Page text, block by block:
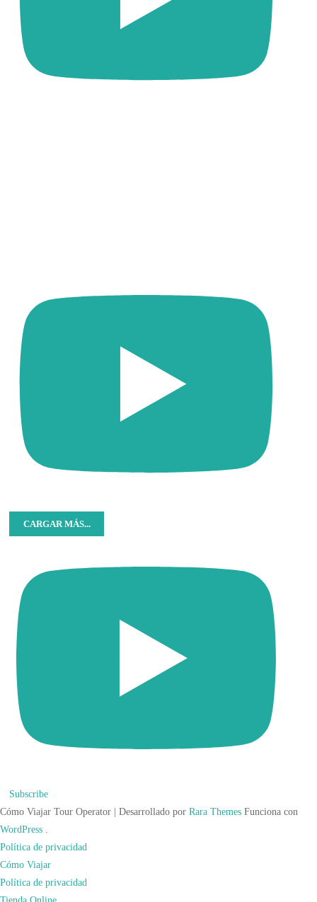
CARGAR MÁS...
Subscribe
Cómo Viajar Tour Operator | Desarrollado por Rara Themes Funciona con
WordPress
Política de privacidad
Cómo Viajar
Política de privacidad